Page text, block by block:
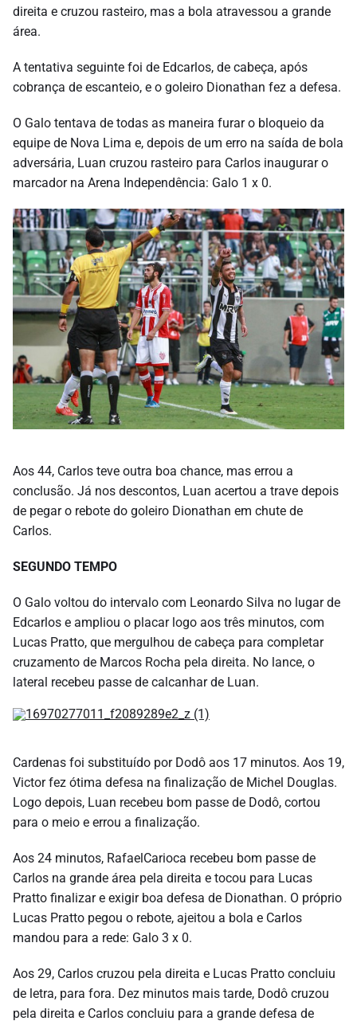
direita e cruzou rasteiro, mas a bola atravessou a grande
área.
A tentativa seguinte foi de Edcarlos, de cabeça, após
cobrança de escanteio, e o goleiro Dionathan fez a defesa.
O Galo tentava de todas as maneira furar o bloqueio da
equipe de Nova Lima e, depois de um erro na saída de bola
adversária, Luan cruzou rasteiro para Carlos inaugurar o
marcador na Arena Independência: Galo 1 x 0.
Aos 44, Carlos teve outra boa chance, mas errou a
conclusão. Já nos descontos, Luan acertou a trave depois
de pegar o rebote do goleiro Dionathan em chute de
Carlos.
SEGUNDO TEMPO
O Galo voltou do intervalo com Leonardo Silva no lugar de
Edcarlos e ampliou o placar logo aos três minutos, com
Lucas Pratto, que mergulhou de cabeça para completar
cruzamento de Marcos Rocha pela direita. No lance, o
lateral recebeu passe de calcanhar de Luan.
Cardenas foi substituído por Dodô aos 17 minutos. Aos 19,
Victor fez ótima defesa na finalização de Michel Douglas.
Logo depois, Luan recebeu bom passe de Dodô, cortou
para o meio e errou a finalização.
Aos 24 minutos, RafaelCarioca recebeu bom passe de
Carlos na grande área pela direita e tocou para Lucas
Pratto finalizar e exigir boa defesa de Dionathan. O próprio
Lucas Pratto pegou o rebote, ajeitou a bola e Carlos
mandou para a rede: Galo 3 x 0.
Aos 29, Carlos cruzou pela direita e Lucas Pratto concluiu
de letra, para fora. Dez minutos mais tarde, Dodô cruzou
pela direita e Carlos concluiu para a grande defesa de